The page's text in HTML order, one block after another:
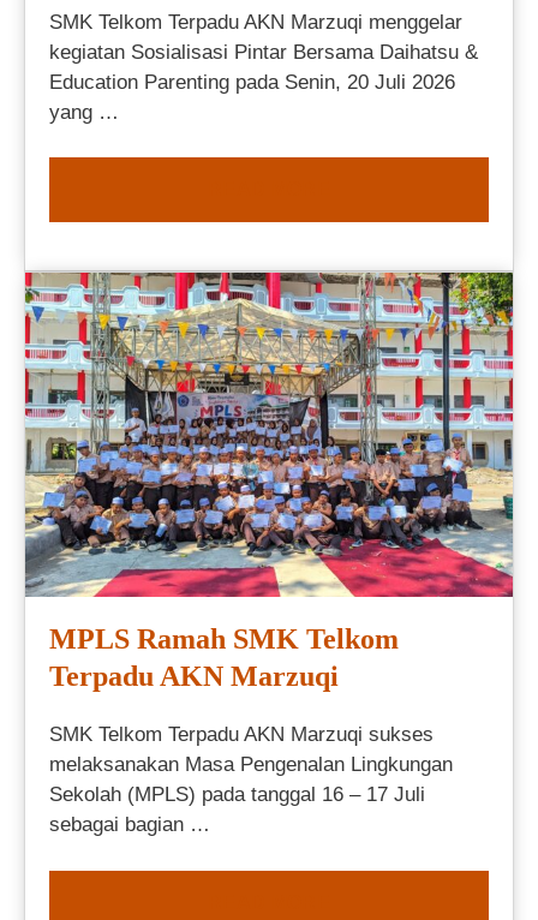
SMK Telkom Terpadu AKN Marzuqi menggelar
kegiatan Sosialisasi Pintar Bersama Daihatsu &
Education Parenting pada Senin, 20 Juli 2026
yang …
MPLS Ramah SMK Telkom
Terpadu AKN Marzuqi
SMK Telkom Terpadu AKN Marzuqi sukses
melaksanakan Masa Pengenalan Lingkungan
Sekolah (MPLS) pada tanggal 16 – 17 Juli
sebagai bagian …